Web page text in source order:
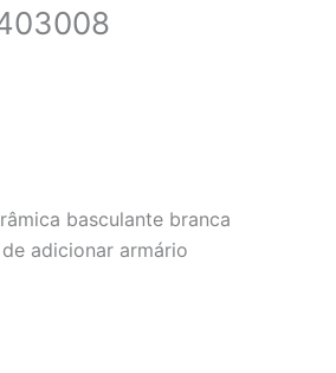
basculante branca
adicionar armário